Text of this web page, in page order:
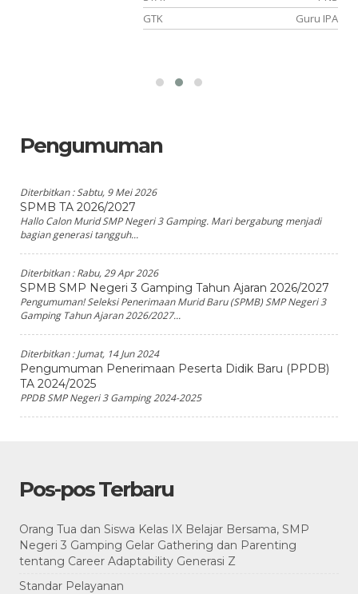
GTK
Guru IPA
Pengumuman
Diterbitkan :Sabtu, 9 Mei 2026
SPMB TA 2026/2027
Hallo Calon Murid SMP Negeri 3 Gamping. Mari bergabung menjadi
bagian generasi tangguh...
Diterbitkan :Rabu, 29 Apr 2026
SPMB SMP Negeri 3 Gamping Tahun Ajaran 2026/2027
Pengumuman! Seleksi Penerimaan Murid Baru (SPMB) SMP Negeri 3
Gamping Tahun Ajaran 2026/2027...
Diterbitkan :Jumat, 14 Jun 2024
Pengumuman Penerimaan Peserta Didik Baru (PPDB)
TA 2024/2025
PPDB SMP Negeri 3 Gamping 2024-2025
Pos-pos Terbaru
Orang Tua dan Siswa Kelas IX Belajar Bersama, SMP
Negeri 3 Gamping Gelar Gathering dan Parenting
tentang Career Adaptability Generasi Z
Standar Pelayanan